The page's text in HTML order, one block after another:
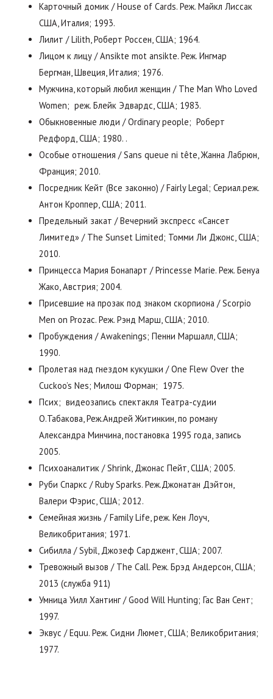
Карточный домик / House of Cards. Реж. Майкл Лиссак
США, Италия; 1993.
Лилит / Lilith, Роберт Россен, США; 1964.
Лицом к лицу / Ansikte mot ansikte. Реж. Ингмар
Бергман, Швеция, Италия; 1976.
Мужчина, который любил женщин / The Man Who Loved
Women; реж. Блейк Эдвардс, США; 1983.
Обыкновенные люди / Ordinary people; Роберт
Редфорд, США; 1980. .
Особые отношения / Sans queue ni tête, Жанна Лабрюн,
Франция; 2010.
Посредник Кейт (Все законно) / Fairly Legal; Сериал.реж.
Антон Кроппер, США; 2011.
Предельный закат / Вечерний экспресс «Сансет
Лимитед» / The Sunset Limited; Томми Ли Джонс, США;
2010.
Принцесса Мария Бонапарт / Princesse Marie. Реж. Бенуа
Жако, Австрия; 2004.
Присевшие на прозак под знаком скорпиона / Scorpio
Men on Prozac. Реж. Рэнд Марш, США; 2010.
Пробуждения / Awakenings; Пенни Маршалл, США;
1990.
Пролетая над гнездом кукушки / One Flew Over the
Cuckoo’s Nes; Милош Форман; 1975.
Псих; видеозапись спектакля Театра-судии
О.Табакова, Реж.Андрей Житинкин, по роману
Александра Минчина, постановка 1995 года, запись
2005.
Психоаналитик / Shrink, Джонас Пейт, США; 2005.
Руби Спаркс / Ruby Sparks. Реж.Джонатан Дэйтон,
Валери Фэрис, США; 2012.
Семейная жизнь / Family Life, реж. Кен Лоуч,
Великобритания; 1971.
Сибилла / Sybil, Джозеф Сарджент, США; 2007.
Тревожный вызов / The Call. Реж. Брэд Андерсон, США;
2013 (служба 911)
Умница Уилл Хантинг / Good Will Hunting; Гас Ван Сент;
1997.
Эквус / Equu. Реж. Сидни Люмет, США; Великобритания;
1977.